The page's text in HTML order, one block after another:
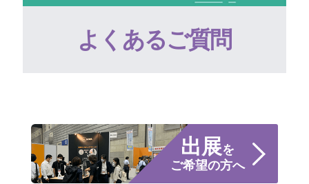
よくあるご質問
出展を
ご希望の方へ